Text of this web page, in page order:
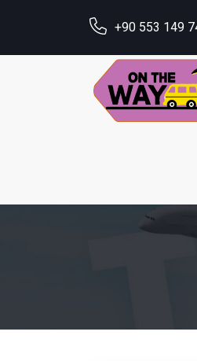
+90 553 149